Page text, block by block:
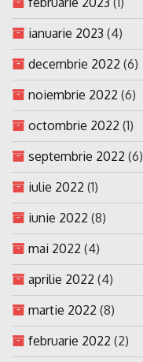
ianuarie 2023 (4)
decembrie 2022 (6)
noiembrie 2022 (6)
octombrie 2022 (1)
septembrie 2022 (6)
iulie 2022 (1)
iunie 2022 (8)
mai 2022 (4)
aprilie 2022 (4)
martie 2022 (8)
februarie 2022 (2)